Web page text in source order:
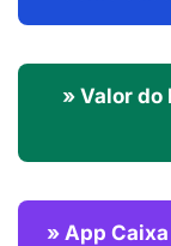
» Valor do
» App